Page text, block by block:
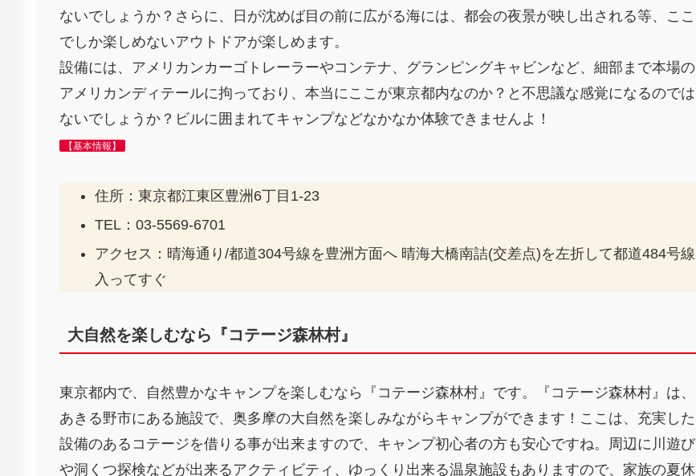
ないでしょうか？さらに、日が沈めば目の前に広がる海には、都会の夜景が映し出される等、ここ
でしか楽しめないアウトドアが楽しめます。
設備には、アメリカンカーゴトレーラーやコンテナ、グランピングキャビンなど、細部まで本場の
アメリカンディテールに拘っており、本当にここが東京都内なのか？と不思議な感覚になるのでは
ないでしょうか？ビルに囲まれてキャンプなどなかなか体験できませんよ！
【基本情報】
住所：東京都江東区豊洲6丁目1-23
TEL：03-5569-6701
アクセス：晴海通り/都道304号線を豊洲方面へ 晴海大橋南詰(交差点)を左折して都道484号線
入ってすぐ
大自然を楽しむなら『コテージ森林村』
東京都内で、自然豊かなキャンプを楽しむなら『コテージ森林村』です。『コテージ森林村』は、
あきる野市にある施設で、奥多摩の大自然を楽しみながらキャンプができます！ここは、充実した
設備のあるコテージを借りる事が出来ますので、キャンプ初心者の方も安心ですね。周辺に川遊び
や洞くつ探検などが出来るアクティビティ、ゆっくり出来る温泉施設もありますので、家族の夏休